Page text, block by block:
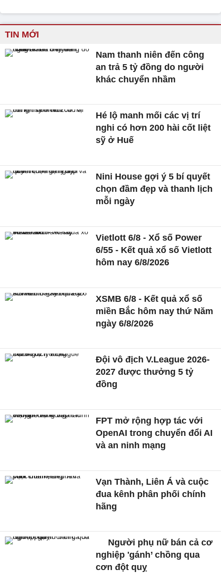
TIN MỚI
Nam thanh niên đến công
an trả 5 tỷ đồng do người
khác chuyển nhầm
Hé lộ manh mối các vị trí
nghi có hơn 200 hài cốt liệt
sỹ ở Huế
Nini House gợi ý 5 bí quyết
chọn đầm đẹp và thanh lịch
mỗi ngày
Vietlott 6/8 - Xổ số Power
6/55 - Kết quả xổ số Vietlott
hôm nay 6/8/2026
XSMB 6/8 - Kết quả xổ số
miền Bắc hôm nay thứ Năm
ngày 6/8/2026
Đội vô địch V.League 2026-
2027 được thưởng 5 tỷ
đồng
FPT mở rộng hợp tác với
OpenAI trong chuyển đổi AI
và an ninh mạng
Vạn Thành, Liên Á và cuộc
đua kênh phân phối chính
hãng
Người phụ nữ bán cả cơ
nghiệp 'gánh’ chồng qua
cơn đột quỵ